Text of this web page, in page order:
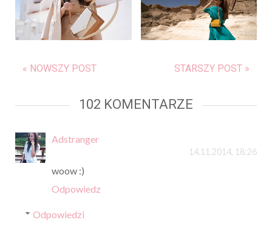
« NOWSZY POST STARSZY POST »
102 KOMENTARZE
Adstranger
14.11.2014, 18:26
woow :)
Odpowiedz
Odpowiedzi